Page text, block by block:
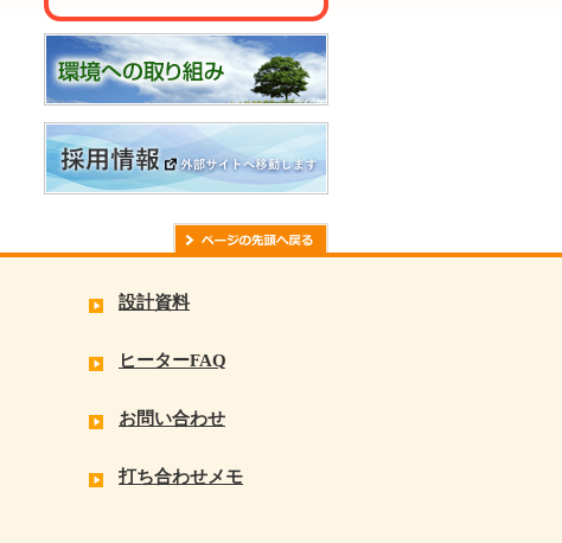
設計資料
ヒーターFAQ
お問い合わせ
打ち合わせメモ